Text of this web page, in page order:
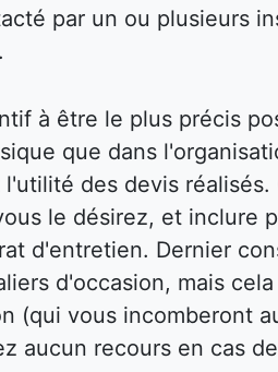
par un ou plusieurs
à être le plus précis
que dans
l'utilité des devis
le désirez, et inclure
d'entretien. Dernier
d'occasion, mais
(qui vous incomberont
aucun recours en cas